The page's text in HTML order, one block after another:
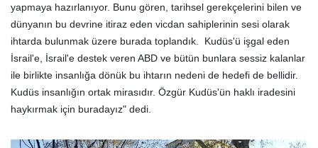
yapmaya hazırlanıyor. Bunu gören, tarihsel gerekçelerini bilen ve
dünyanın bu devrine itiraz eden vicdan sahiplerinin sesi olarak
ihtarda bulunmak üzere burada toplandık. Kudüs'ü işgal eden
İsrail'e, İsrail'e destek veren ABD ve bütün bunlara sessiz kalanlar
ile birlikte insanlığa dönük bu ihtarın nedeni de hedefi de bellidir.
Kudüs insanlığın ortak mirasıdır. Özgür Kudüs'ün haklı iradesini
haykırmak için buradayız" dedi.